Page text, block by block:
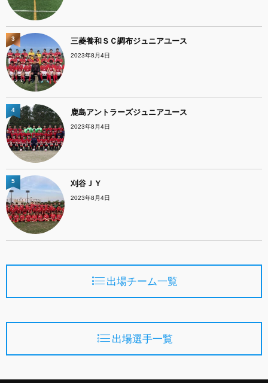
三菱養和ＳＣ調布ジュニアユース
2023年8月4日
3
鹿島アントラーズジュニアユース
2023年8月4日
4
刈谷ＪＹ
2023年8月4日
5
出場チーム一覧
出場選手一覧